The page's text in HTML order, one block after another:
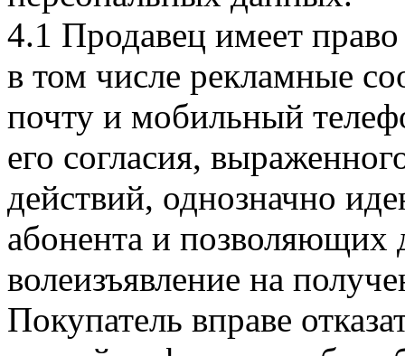
4.1 Продавец имеет
в том числе рекламные
почту и мобильный
его согласия,
действий, однозначно
абонента и позволяющих
волеизъявление на
Покупатель вправе